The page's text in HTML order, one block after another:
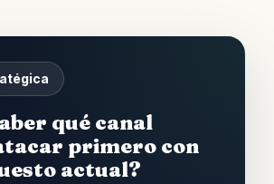
qué canal
primero con
actual?